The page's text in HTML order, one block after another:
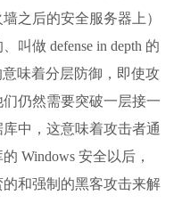
之后的安全服务器上）
叫做 defense in depth 的
意味着分层防御，即使攻
仍然需要突破一层接一
中，这意味着攻击者通
Windows 安全以后，
和强制的黑客攻击来解